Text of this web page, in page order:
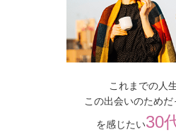
これまでの人
この出会いのため
を感じたい30